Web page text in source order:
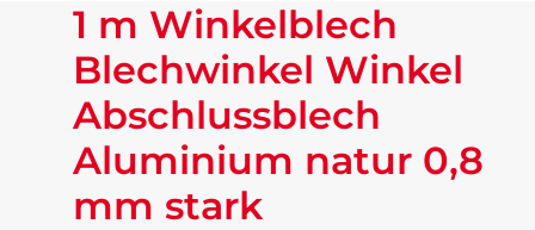
1 m Winkelblech
Blechwinkel Winkel
Abschlussblech
Aluminium natur 0,8
mm stark